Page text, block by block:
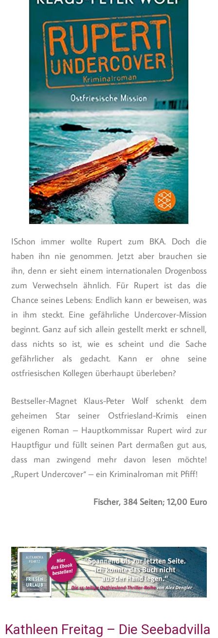
ISchon immer wollte Rupert zum BKA. Doch die
haben ihn nie genommen. Jetzt aber brauchen sie
ihn, denn er sieht einem internationalen Drogenboss
zum Verwechseln ähnlich. Für Rupert ist das die
Chance seines Lebens: Endlich kann er beweisen, was
in ihm steckt. Eine gefährliche Undercover-Mission
beginnt. Ganz auf sich allein gestellt merkt er schnell,
dass nichts so ist, wie es scheint und die Sache
gefährlicher als gedacht. Kann er ohne seine
ostfriesischen Kollegen überhaupt überleben?
Bestseller-Magnet Klaus-Peter Wolf schenkt dem
geheimen Star seiner Ostfriesland-Krimis einen
eigenen Roman – Hauptkommissar Rupert wird zur
Hauptfigur und füllt seinen Part dermaßen gut aus,
dass man zwingend mehr davon lesen möchte!
„Rupert Undercover“ – ein Kriminalroman mit Pfiff!
Fischer, 384 Seiten; 12,00 Euro
Kathleen Freitag – Die Seebadvilla